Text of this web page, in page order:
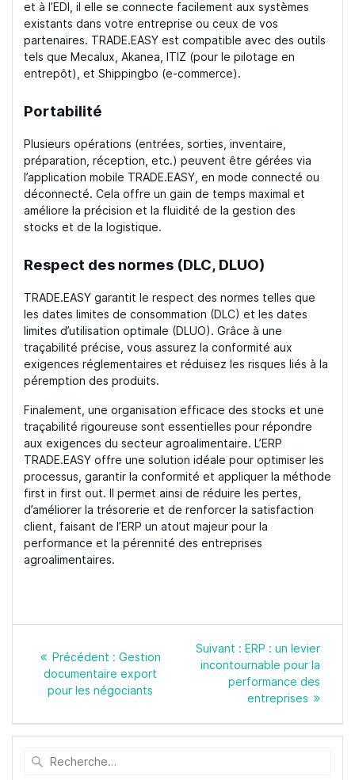
et à l’EDI, il elle se connecte facilement aux systèmes
existants dans votre entreprise ou ceux de vos
partenaires. TRADE.EASY est compatible avec des outils
tels que Mecalux, Akanea, ITIZ (pour le pilotage en
entrepôt), et Shippingbo (e-commerce).
Portabilité
Plusieurs opérations (entrées, sorties, inventaire,
préparation, réception, etc.) peuvent être gérées via
l’application mobile TRADE.EASY, en mode connecté ou
déconnecté. Cela offre un gain de temps maximal et
améliore la précision et la fluidité de la gestion des
stocks et de la logistique.
Respect des normes (DLC, DLUO)
TRADE.EASY garantit le respect des normes telles que
les dates limites de consommation (DLC) et les dates
limites d’utilisation optimale (DLUO). Grâce à une
traçabilité précise, vous assurez la conformité aux
exigences réglementaires et réduisez les risques liés à la
péremption des produits.
Finalement, une organisation efficace des stocks et une
traçabilité rigoureuse sont essentielles pour répondre
aux exigences du secteur agroalimentaire. L’ERP
TRADE.EASY offre une solution idéale pour optimiser les
processus, garantir la conformité et appliquer la méthode
first in first out. Il permet ainsi de réduire les pertes,
d’améliorer la trésorerie et de renforcer la satisfaction
client, faisant de l’ERP un atout majeur pour la
performance et la pérennité des entreprises
agroalimentaires.
l’article
Précédent : Article
précédent
:
Gestion
documentaire export
pour les négociants
Suivant : Article
suivant
:
ERP : un levier
incontournable pour la
performance des
entreprises